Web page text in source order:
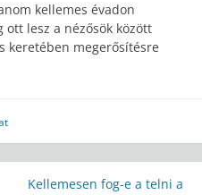
kellemes évadon
lesz a nézősök között
keretében megerősítésre
Kellemesen fog-e a telni a